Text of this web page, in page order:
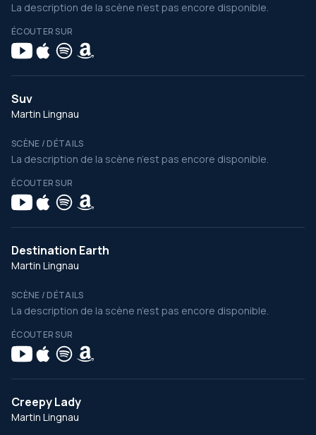
La description de la scène n’est pas encore disponible.
ÉCOUTER SUR
Suv
Martin Lingnau
SCÈNE / DÉTAILS
La description de la scène n’est pas encore disponible.
ÉCOUTER SUR
Destination Earth
Martin Lingnau
SCÈNE / DÉTAILS
La description de la scène n’est pas encore disponible.
ÉCOUTER SUR
Creepy Lady
Martin Lingnau